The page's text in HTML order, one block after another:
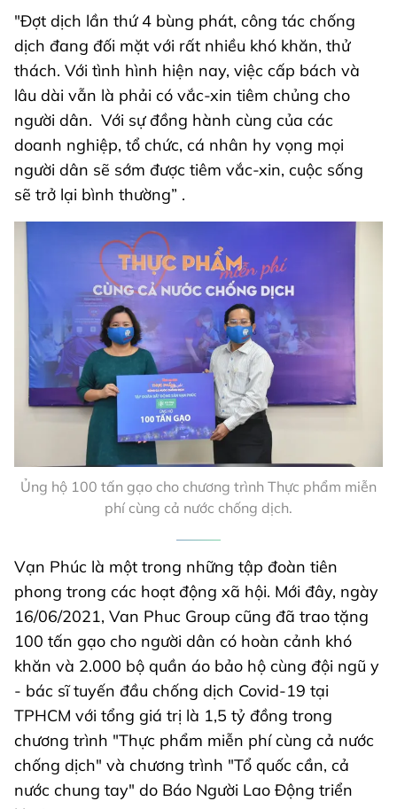
"Đợt dịch lần thứ 4 bùng phát, công tác chống
dịch đang đối mặt với rất nhiều khó khăn, thử
thách. Với tình hình hiện nay, việc cấp bách và
lâu dài vẫn là phải có vắc-xin tiêm chủng cho
người dân. Với sự đồng hành cùng của các
doanh nghiệp, tổ chức, cá nhân hy vọng mọi
người dân sẽ sớm được tiêm vắc-xin, cuộc sống
sẽ trở lại bình thường” .
Ủng hộ 100 tấn gạo cho chương trình Thực phẩm miễn
phí cùng cả nước chống dịch.
Vạn Phúc là một trong những tập đoàn tiên
phong trong các hoạt động xã hội. Mới đây, ngày
16/06/2021, Van Phuc Group cũng đã trao tặng
100 tấn gạo cho người dân có hoàn cảnh khó
khăn và 2.000 bộ quần áo bảo hộ cùng đội ngũ y
- bác sĩ tuyến đầu chống dịch Covid-19 tại
TPHCM với tổng giá trị là 1,5 tỷ đồng trong
chương trình "Thực phẩm miễn phí cùng cả nước
chống dịch" và chương trình "Tổ quốc cần, cả
nước chung tay" do Báo Người Lao Động triển